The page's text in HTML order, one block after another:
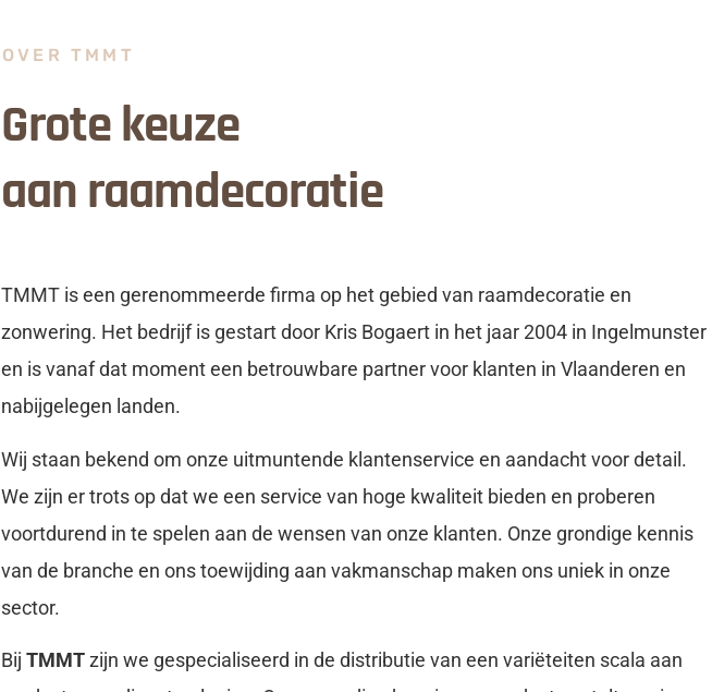
OVER TMMT
Grote keuze
aan raamdecoratie
TMMT is een gerenommeerde firma op het gebied van raamdecoratie en
zonwering. Het bedrijf is gestart door Kris Bogaert in het jaar 2004 in Ingelmunster
en is vanaf dat moment een betrouwbare partner voor klanten in Vlaanderen en
nabijgelegen landen.
Wij staan bekend om onze uitmuntende klantenservice en aandacht voor detail.
We zijn er trots op dat we een service van hoge kwaliteit bieden en proberen
voortdurend in te spelen aan de wensen van onze klanten. Onze grondige kennis
van de branche en ons toewijding aan vakmanschap maken ons uniek in onze
sector.
Bij TMMTzijn we gespecialiseerd in de distributie van een variëteiten scala aan